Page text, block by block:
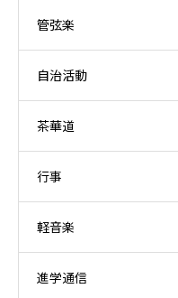
管弦楽
自治活動
茶華道
行事
軽音楽
進学通信